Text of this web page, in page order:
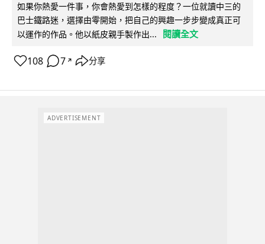
如果你熱愛一件事，你會熱愛到怎樣的程度？一位就讀中三的
巴士鐵路迷，選擇由零開始，把自己的興趣一步步變成真正可
以運作的作品。他以紙皮親手製作出...
閱讀全文
108 7 ↗ 分享
ADVERTISEMENT